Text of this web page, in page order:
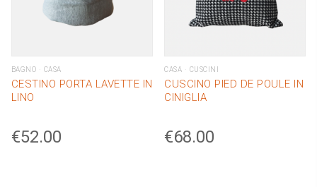
BAGNO CASA
CESTINO PORTA LAVETTE IN
LINO
€52.00
CASA CUSCINI
CUSCINO PIED DE POULE IN
CINIGLIA
€68.00